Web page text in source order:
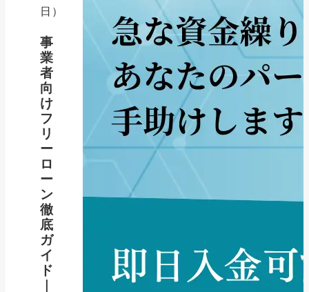
日）
事
業
者
向
け
フ
リ
ー
ロ
ー
ン
徹
底
ガ
イ
ド